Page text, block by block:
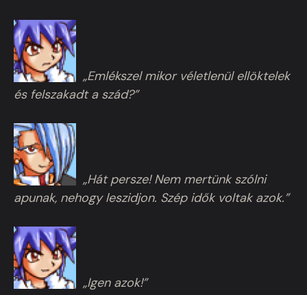
„Emlékszel mikor véletlenül ellöktelek
és felszakadt a szád?”
„Hát persze! Nem mertünk szólni
apunak, nehogy leszidjon. Szép idők voltak azok.”
„Igen azok!”